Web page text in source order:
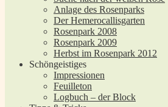
Anlage des Rosenparks
Der Hemerocallisgarten
Rosenpark 2008
Rosenpark 2009
Herbst im Rosenpark 2012
Schöngeistiges
Impressionen
Feuilleton
Logbuch – der Block